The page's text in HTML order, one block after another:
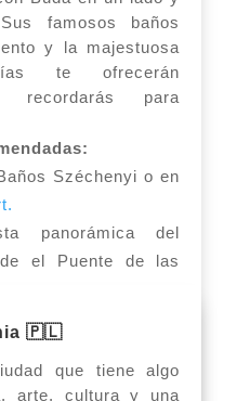
famosos baños
y la majestuosa
te ofrecerán
recordarás para
Széchenyi o en
panorámica del
el Puente de las
🇵🇱
que tiene algo
arte, cultura y una